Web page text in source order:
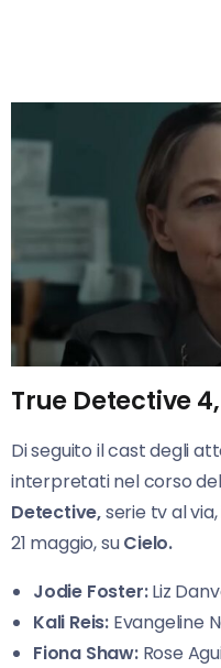
True Detective
Di seguito il cast degli
interpretati nel corso
Detective,serie tv al
21 maggio, suCielo.
Jodie Foster:Liz
Kali Reis: Evangeline
Fiona Shaw:Rose